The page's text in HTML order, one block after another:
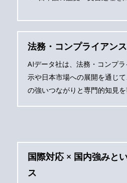
法務・コンプライアン
AIデータ社は、法務・コンプ
示や日本市場への展開を通じ
の強いつながりと専門的知見を
国際対応 × 国内強みと
ス